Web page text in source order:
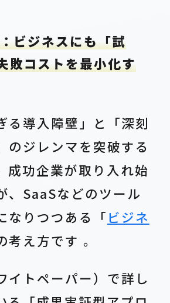
ビジネスにも「試
敗コストを最小化す
る導入障壁」と「深刻
のジレンマを突破する
成功企業が取り入れ始
、SaaSなどのツール
なりつつある「ビジネ
考え方です 。
イトペーパー）で詳し